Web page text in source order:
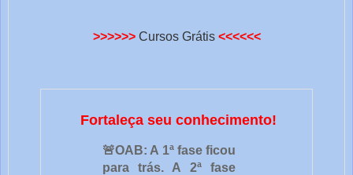
>>>>>> Cursos Grátis <<<<<<
Fortaleça seu conhecimento!
🚨OAB: A 1ª fase ficou
para trás. A 2ª fase